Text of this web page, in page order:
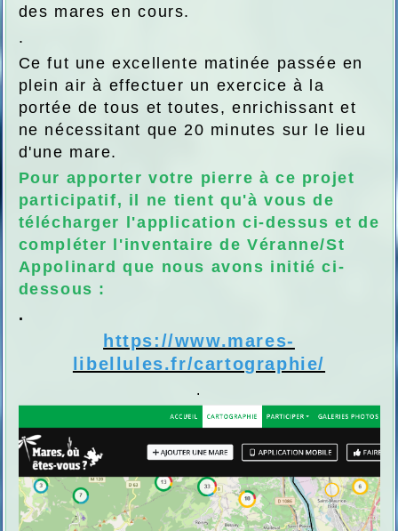
des mares en cours.
.
Ce fut une excellente matinée passée en
plein air à effectuer un exercice à la
portée de tous et toutes, enrichissant et
ne nécessitant que 20 minutes sur le lieu
d'une mare.
Pour apporter votre pierre à ce projet
participatif, il ne tient qu'à vous de
télécharger l'application ci-dessus et de
compléter l'inventaire de Véranne/St
Appolinard que nous avons initié ci-
dessous :
.
https://www.mares-
libellules.fr/cartographie/
.